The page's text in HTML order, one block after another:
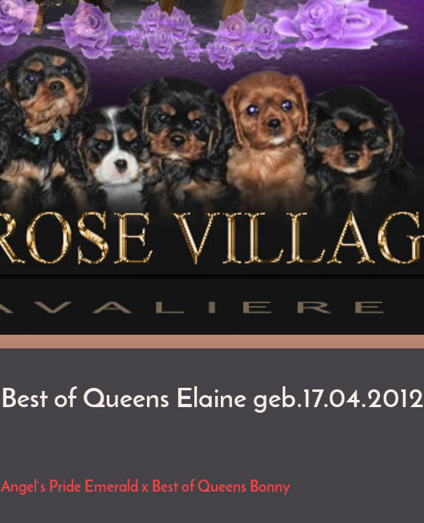
Best of Queens Elaine geb.17.04.2012
Angel`s Pride Emerald x Best of Queens Bonny